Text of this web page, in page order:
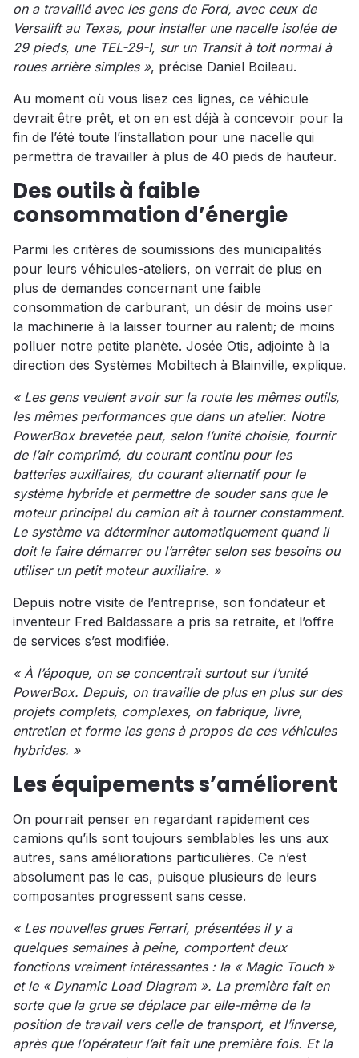
on a travaillé avec les gens de Ford, avec ceux de
Versalift au Texas, pour installer une nacelle isolée de
29 pieds, une TEL-29-I, sur un Transit à toit normal à
roues arrière simples », précise Daniel Boileau.
Au moment où vous lisez ces lignes, ce véhicule
devrait être prêt, et on en est déjà à concevoir pour la
fin de l’été toute l’installation pour une nacelle qui
permettra de travailler à plus de 40 pieds de hauteur.
Des outils à faible
consommation d’énergie
Parmi les critères de soumissions des municipalités
pour leurs véhicules-ateliers, on verrait de plus en
plus de demandes concernant une faible
consommation de carburant, un désir de moins user
la machinerie à la laisser tourner au ralenti; de moins
polluer notre petite planète. Josée Otis, adjointe à la
direction des Systèmes Mobiltech à Blainville, explique.
« Les gens veulent avoir sur la route les mêmes outils,
les mêmes performances que dans un atelier. Notre
PowerBox brevetée peut, selon l’unité choisie, fournir
de l’air comprimé, du courant continu pour les
batteries auxiliaires, du courant alternatif pour le
système hybride et permettre de souder sans que le
moteur principal du camion ait à tourner constamment.
Le système va déterminer automatiquement quand il
doit le faire démarrer ou l’arrêter selon ses besoins ou
utiliser un petit moteur auxiliaire. »
Depuis notre visite de l’entreprise, son fondateur et
inventeur Fred Baldassare a pris sa retraite, et l’offre
de services s’est modifiée.
« À l’époque, on se concentrait surtout sur l’unité
PowerBox. Depuis, on travaille de plus en plus sur des
projets complets, complexes, on fabrique, livre,
entretien et forme les gens à propos de ces véhicules
hybrides. »
Les équipements s’améliorent
On pourrait penser en regardant rapidement ces
camions qu’ils sont toujours semblables les uns aux
autres, sans améliorations particulières. Ce n’est
absolument pas le cas, puisque plusieurs de leurs
composantes progressent sans cesse.
« Les nouvelles grues Ferrari, présentées il y a
quelques semaines à peine, comportent deux
fonctions vraiment intéressantes : la « Magic Touch »
et le « Dynamic Load Diagram ». La première fait en
sorte que la grue se déplace par elle-même de la
position de travail vers celle de transport, et l’inverse,
après que l’opérateur l’ait fait une première fois. Et la